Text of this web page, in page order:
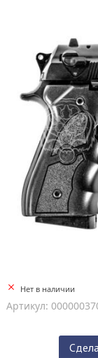
Нет в наличии
Артикул: